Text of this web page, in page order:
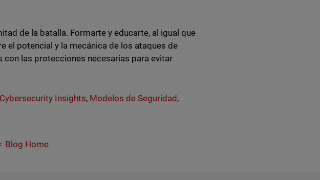
de la batalla. Formarte y educarte, al igual que
el potencial y la mecánica de los ataques de
con las protecciones necesarias para evitar
Cybersecurity Insights, Modelos de Seguridad ,
Blog Home